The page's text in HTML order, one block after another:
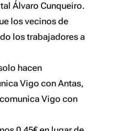
Álvaro Cunqueiro.
los vecinos de
los trabajadores a
hacen
Vigo con Antas,
Vigo con